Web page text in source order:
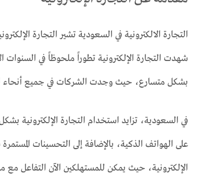
التجارة الالكترونية في السعودية تشير التجارة
شهدت التجارة الإلكترونية تطوراً ملحوظاً في السنوات
بشكل متسارع، حيث وجدت الشركات في جميع أنحاء
في السعودية، تزايد استخدام التجارة الإلكترونية
على الهواتف الذكية، بالإضافة إلى التحسينات
الإلكترونية، حيث يمكن للمستهلكين الآن التفاعل